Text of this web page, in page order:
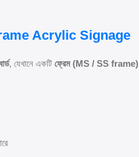
Acrylic Signage
, যেখানে একটি ফ্রেম (MS / SS frame)